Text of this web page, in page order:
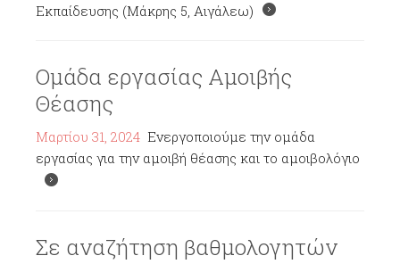
Εκπαίδευσης (Μάκρης 5, Αιγάλεω)
Ομάδα εργασίας Αμοιβής
Θέασης
Μαρτίου 31, 2024 Ενεργοποιούμε την ομάδα
εργασίας για την αμοιβή θέασης και το αμοιβολόγιο
Σε αναζήτηση βαθμολογητών